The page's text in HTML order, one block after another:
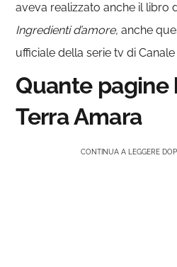
aveva realizzato anche il libro
Ingredienti d’amore,anche
ufficiale della serie tv di Canale
Quante pagine
Terra Amara
CONTINUA A LEGGERE